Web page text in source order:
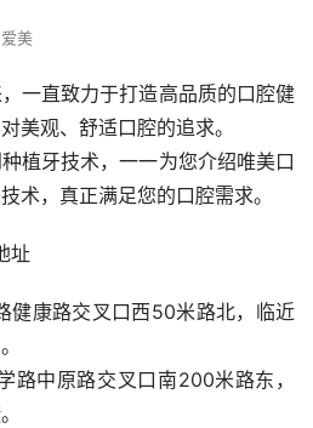
美
一直致力于打造高品质的口腔健
美观、舒适口腔的追求。
植牙技术，一一为您介绍唯美口
术，真正满足您的口腔需求。
址
健康路交叉口西50米路北，临近
路中原路交叉口南200米路东，